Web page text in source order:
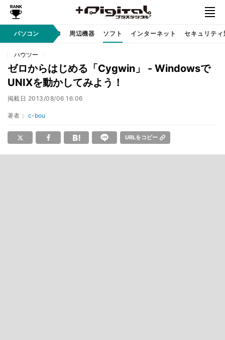
パソコン
クノロジ AI PC 周辺機器 ソフト インターネット セキュリティ
ハウツー
ゼロからはじめる「Cygwin」 - Windowsで
UNIXを動かしてみよう！
掲載日 2013/08/06 16:06
著者： c-bou
URLをコピー